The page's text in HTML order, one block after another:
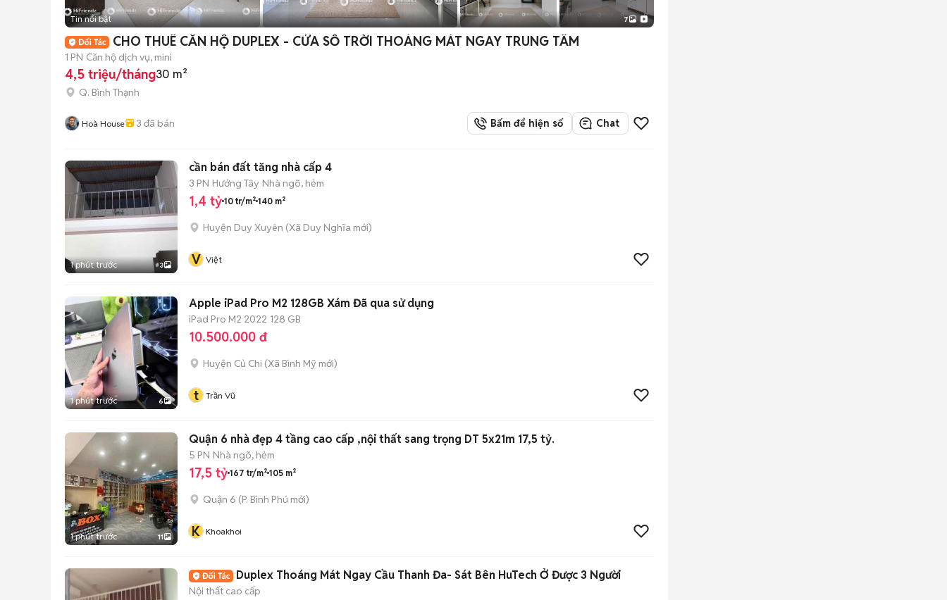
Tin nổi bật 7
CHO THUÊ CĂN HỘ DUPLEX - CỬA SỔ TRỜI THOÁNG MÁT NGAY TRUNG TÂM
1 PN Căn hộ dịch vụ, mini
4,5 triệu/tháng30 m²
Q. Bình Thạnh
Hoà House 3 đã bán Bấm để hiện số Chat
1 phút trước 3
cần bán đất tăng nhà cấp 4
3 PN Hướng Tây Nhà ngõ, hẻm
1,4 tỷ 10 tr/m² 140 m²
Huyện Duy Xuyên (Xã Duy Nghĩa mới)
V Việt
1 phút trước 6
Apple iPad Pro M2 128GB Xám Đã qua sử dụng
iPad Pro M2 2022 128 GB
10.500.000 đ
Huyện Củ Chi (Xã Bình Mỹ mới)
t Trần Vũ
1 phút trước 11
Quận 6 nhà đẹp 4 tầng cao cấp ,nội thất sang trọng DT 5x21m 17,5 tỷ.
5 PN Nhà ngõ, hẻm
17,5 tỷ 167 tr/m² 105 m²
Quận 6 (P. Bình Phú mới)
K Khoakhoi
Duplex Thoáng Mát Ngay Cầu Thanh Đa- Sát Bên HuTech Ở Được 3 Người
Nội thất cao cấp